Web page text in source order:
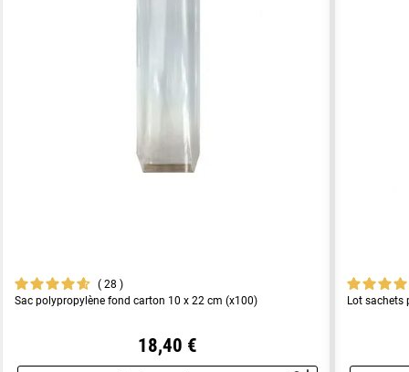
28
Sac polypropylène fond carton 10 x 22 cm (x100)
18,40 €
Lot sachets